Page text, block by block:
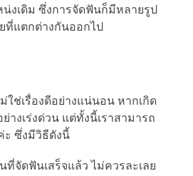
งเดิม ซึ่งการจัดฟันก็มีหลายรูป
ที่แตกต่างกันออกไป
ใช่เรื่องดีอย่างแน่นอน หากเกิด
างเร่งด่วน แต่ทั้งนี้เราสามารถ
ะ ซึ่งมีวิธีดังนี้
ที่จัดฟันเสร็จแล้ว ไม่ควรละเลย